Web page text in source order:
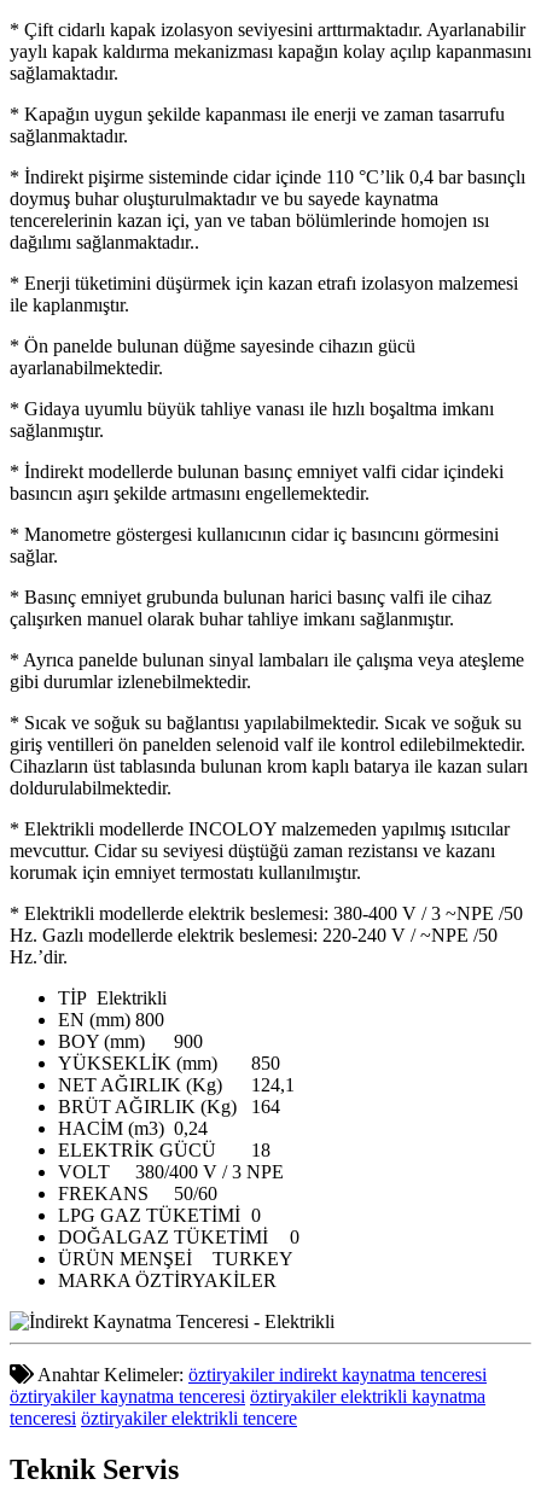
* Çift cidarlı kapak izolasyon seviyesini arttırmaktadır. Ayarlanabilir
yaylı kapak kaldırma mekanizması kapağın kolay açılıp kapanmasını
sağlamaktadır.
* Kapağın uygun şekilde kapanması ile enerji ve zaman tasarrufu
sağlanmaktadır.
* İndirekt pişirme sisteminde cidar içinde 110 °C’lik 0,4 bar basınçlı
doymuş buhar oluşturulmaktadır ve bu sayede kaynatma
tencerelerinin kazan içi, yan ve taban bölümlerinde homojen ısı
dağılımı sağlanmaktadır..
* Enerji tüketimini düşürmek için kazan etrafı izolasyon malzemesi
ile kaplanmıştır.
* Ön panelde bulunan düğme sayesinde cihazın gücü
ayarlanabilmektedir.
* Gidaya uyumlu büyük tahliye vanası ile hızlı boşaltma imkanı
sağlanmıştır.
* İndirekt modellerde bulunan basınç emniyet valfi cidar içindeki
basıncın aşırı şekilde artmasını engellemektedir.
* Manometre göstergesi kullanıcının cidar iç basıncını görmesini
sağlar.
* Basınç emniyet grubunda bulunan harici basınç valfi ile cihaz
çalışırken manuel olarak buhar tahliye imkanı sağlanmıştır.
* Ayrıca panelde bulunan sinyal lambaları ile çalışma veya ateşleme
gibi durumlar izlenebilmektedir.
* Sıcak ve soğuk su bağlantısı yapılabilmektedir. Sıcak ve soğuk su
giriş ventilleri ön panelden selenoid valf ile kontrol edilebilmektedir.
Cihazların üst tablasında bulunan krom kaplı batarya ile kazan suları
doldurulabilmektedir.
* Elektrikli modellerde INCOLOY malzemeden yapılmış ısıtıcılar
mevcuttur. Cidar su seviyesi düştüğü zaman rezistansı ve kazanı
korumak için emniyet termostatı kullanılmıştır.
* Elektrikli modellerde elektrik beslemesi: 380-400 V / 3 ~NPE /50
Hz. Gazlı modellerde elektrik beslemesi: 220-240 V / ~NPE /50
Hz.’dir.
TİP Elektrikli
EN (mm) 800
BOY (mm)
900
YÜKSEKLİK (mm)
850
NET AĞIRLIK (Kg)
124,1
BRÜT AĞIRLIK (Kg)
164
HACİM (m3) 0,24
ELEKTRİK GÜCÜ
18
VOLT
380/400 V / 3 NPE
FREKANS
50/60
LPG GAZ TÜKETİMİ 0
DOĞALGAZ TÜKETİMİ
0
ÜRÜN MENŞEİ
TURKEY
MARKA ÖZTİRYAKİLER
Anahtar Kelimeler: öztiryakiler indirekt kaynatma tenceresi
öztiryakiler kaynatma tenceresi öztiryakiler elektrikli kaynatma
tenceresi öztiryakiler elektrikli tencere
Teknik Servis